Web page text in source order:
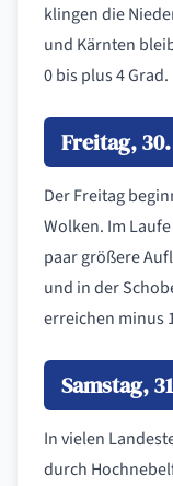
klingen die
und Kärnten
0 bis plus 4 Grad.
Freitag,
Der Freitag
Wolken. Im
paar größere
und in der
erreichen minus
Samstag,
In vielen
durch